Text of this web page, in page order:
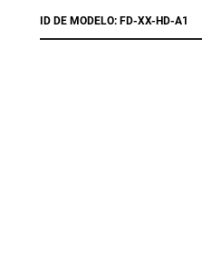
ID DE MODELO: FD-XX-HD-A1